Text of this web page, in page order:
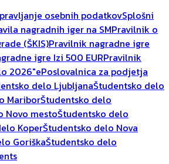
osebnih podatkovSplošni
nagradnih iger na SMPravilnik o
(ŠKIS)Pravilnik nagradne igre
igre Izi 500 EURPravilnik
2026"ePoslovalnica za podjetja
delo LjubljanaŠtudentsko delo
MariborŠtudentsko delo
Novo mestoŠtudentsko delo
KoperŠtudentsko delo Nova
GoriškaŠtudentsko delo